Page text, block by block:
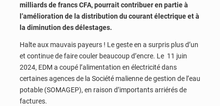
milliards de francs CFA, pourrait contribuer en partie à
l’amélioration de la distribution du courant électrique et à
la diminution des délestages.
Halte aux mauvais payeurs ! Le geste en a surpris plus d’un
et continue de faire couler beaucoup d’encre. Le 11 juin
2024, EDM a coupé l’alimentation en électricité dans
certaines agences de la Société malienne de gestion de l’eau
potable (SOMAGEP), en raison d’importants arriérés de
factures.